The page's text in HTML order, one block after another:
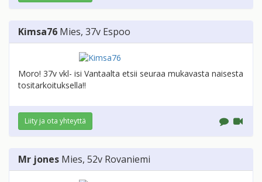
Kimsa76 Mies, 37v Espoo
Moro! 37v vkl- isi Vantaalta etsii seuraa mukavasta naisesta
tositarkoituksella!!
Liity ja ota yhteyttä
Mr jones Mies, 52v Rovaniemi